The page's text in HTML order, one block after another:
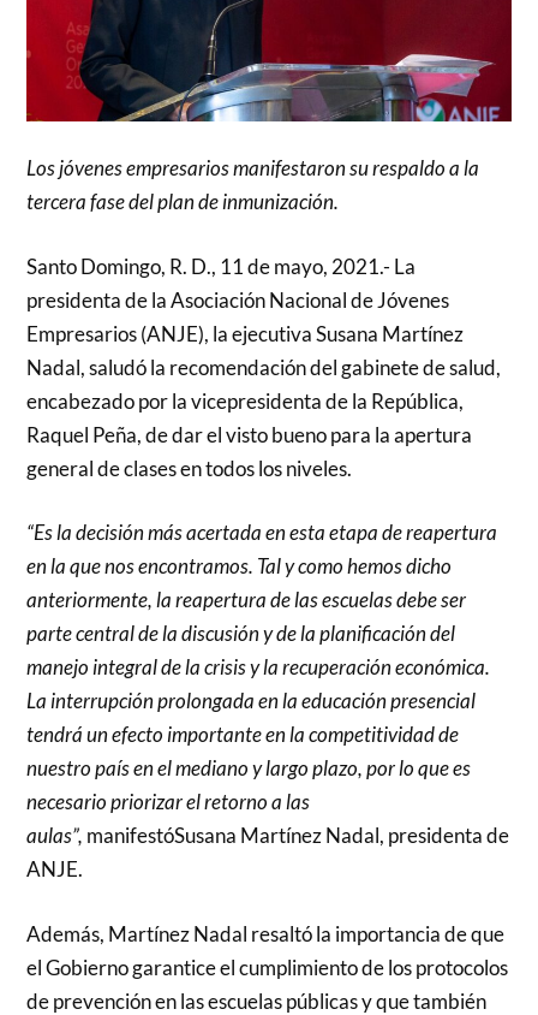
Los jóvenes empresarios manifestaron su respaldo a la
tercera fase del plan de inmunización.
Santo Domingo, R. D., 11 de mayo, 2021.- La
presidenta de la Asociación Nacional de Jóvenes
Empresarios (ANJE), la ejecutiva Susana Martínez
Nadal, saludó la recomendación del gabinete de salud,
encabezado por la vicepresidenta de la República,
Raquel Peña, de dar el visto bueno para la apertura
general de clases en todos los niveles.
“Es la decisión más acertada en esta etapa de reapertura
en la que nos encontramos. Tal y como hemos dicho
anteriormente, la reapertura de las escuelas debe ser
parte central de la discusión y de la planificación del
manejo integral de la crisis y la recuperación económica.
La interrupción prolongada en la educación presencial
tendrá un efecto importante en la competitividad de
nuestro país en el mediano y largo plazo, por lo que es
necesario priorizar el retorno a las
aulas”, manifestóSusana Martínez Nadal, presidenta de
ANJE.
Además, Martínez Nadal resaltó la importancia de que
el Gobierno garantice el cumplimiento de los protocolos
de prevención en las escuelas públicas y que también